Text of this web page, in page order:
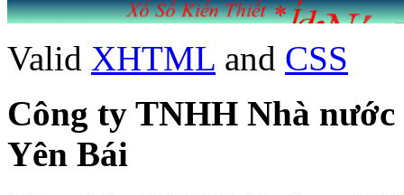
Valid XHTML and CSS
Công ty TNHH Nhà
Yên Bái